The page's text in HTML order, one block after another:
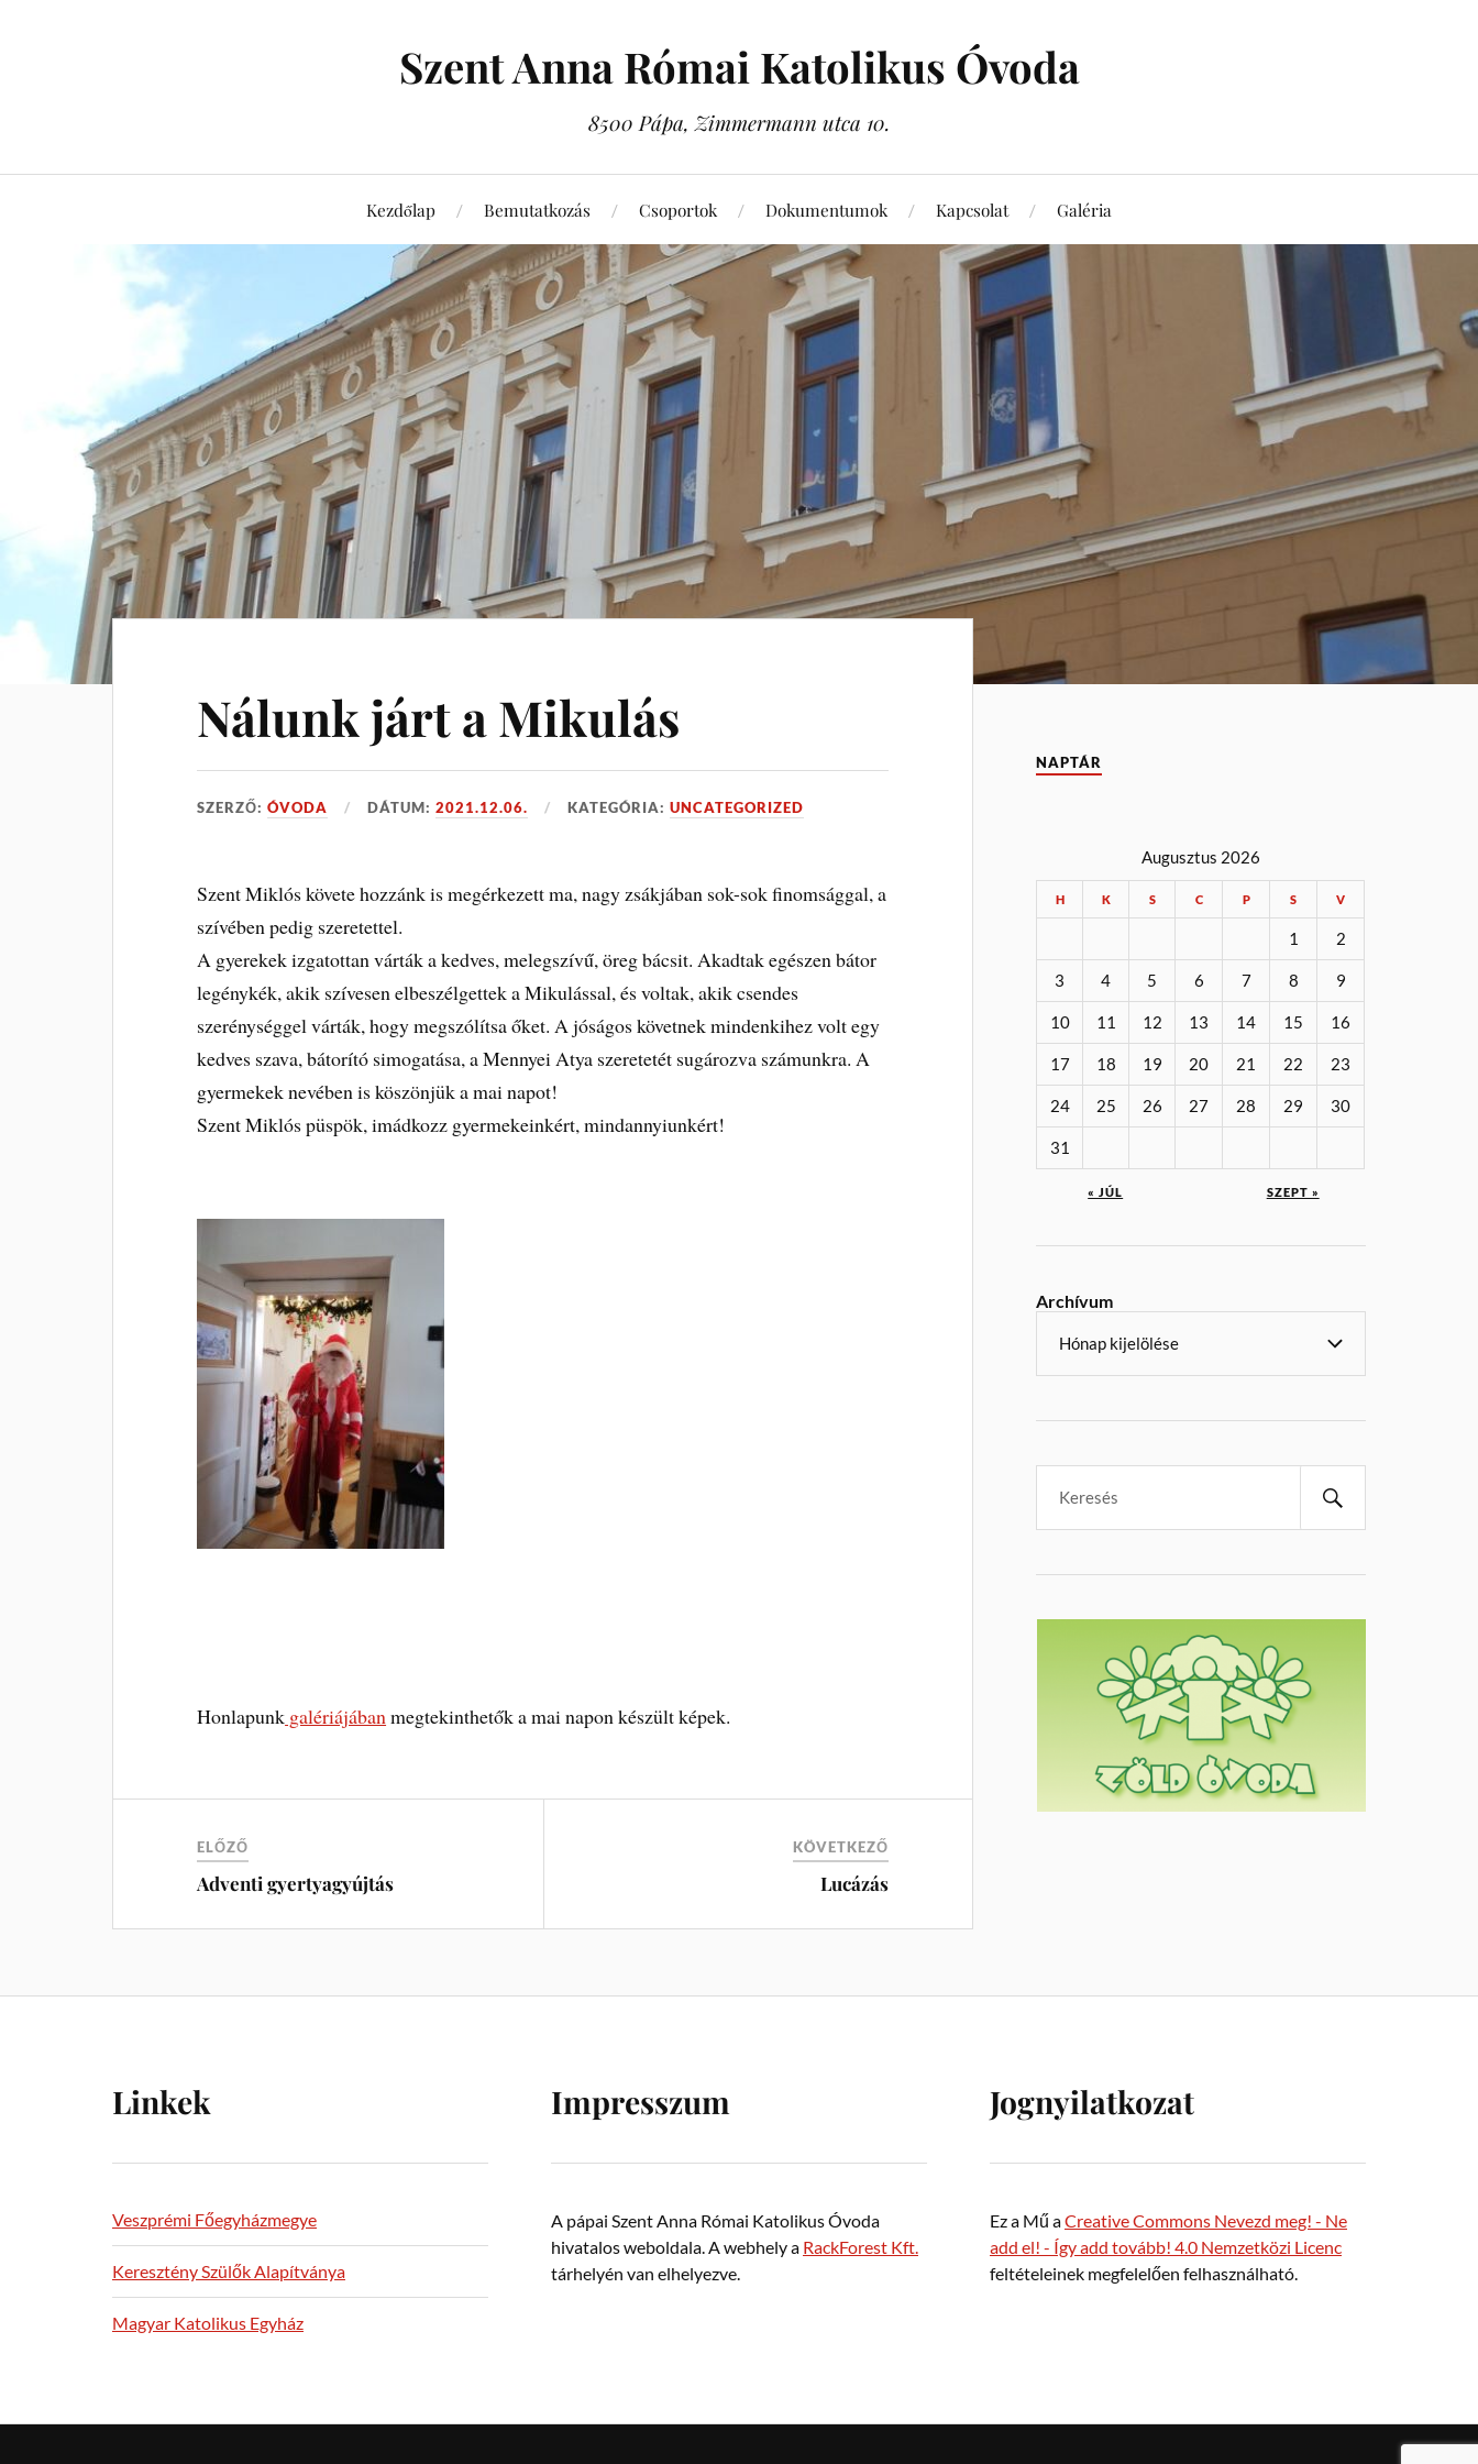
Szent Anna Római Katolikus Óvoda
8500 Pápa, Zimmermann utca 10.
Kezdőlap Bemutatkozás Csoportok Dokumentumok Kapcsolat Galéria
Nálunk járt a Mikulás
SZERZŐ:ÓVODA DÁTUM:2021.12.06. KATEGÓRIA:UNCATEGORIZED
Szent Miklós követe hozzánk is megérkezett ma, nagy zsákjában sok-sok finomsággal, a
szívében pedig szeretettel.
A gyerekek izgatottan várták a kedves, melegszívű, öreg bácsit. Akadtak egészen bátor
legénykék, akik szívesen elbeszélgettek a Mikulással, és voltak, akik csendes
szerénységgel várták, hogy megszólítsa őket. A jóságos követnek mindenkihez volt egy
kedves szava, bátorító simogatása, a Mennyei Atya szeretetét sugározva számunkra. A
gyermekek nevében is köszönjük a mai napot!
Szent Miklós püspök, imádkozz gyermekeinkért, mindannyiunkért!
Honlapunk galériájában megtekinthetők a mai napon készült képek.
ELŐZŐ
Adventi gyertyagyújtás
KÖVETKEZŐ
Lucázás
NAPTÁR
Augusztus 2026
H K S C P S V
1 2
3 4 5 6 7 8 9
10 11 12 13 14 15 16
17 18 19 20 21 22 23
24 25 26 27 28 29 30
31
« JÚL SZEPT »
Archívum
Linkek
Veszprémi Főegyházmegye
Keresztény Szülők Alapítványa
Magyar Katolikus Egyház
Impresszum
A pápai Szent Anna Római Katolikus Óvoda
hivatalos weboldala. A webhely a RackForest Kft.
tárhelyén van elhelyezve.
Jognyilatkozat
Ez a Mű aCreative Commons Nevezd meg! - Ne
add el! - Így add tovább! 4.0 Nemzetközi Licenc
feltételeinek megfelelően felhasználható.